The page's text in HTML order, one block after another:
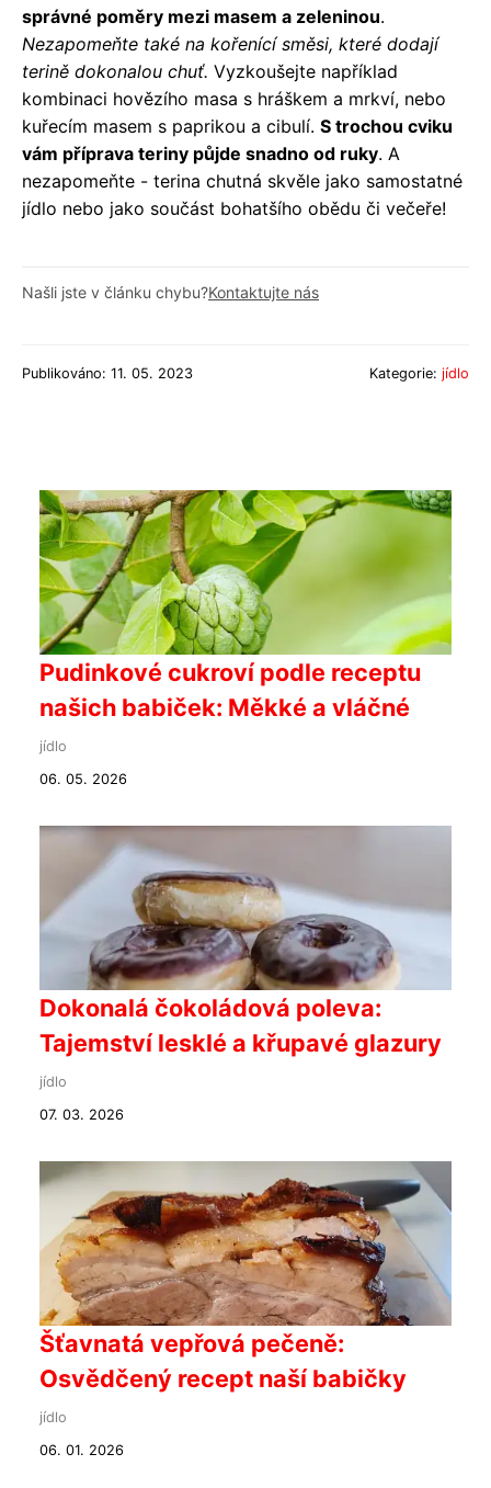
správné poměry mezi masem a zeleninou.
Nezapomeňte také na kořenící směsi, které dodají
terině dokonalou chuť. Vyzkoušejte například
kombinaci hovězího masa s hráškem a mrkví, nebo
kuřecím masem s paprikou a cibulí. S trochou cviku
vám příprava teriny půjde snadno od ruky. A
nezapomeňte - terina chutná skvěle jako samostatné
jídlo nebo jako součást bohatšího obědu či večeře!
Našli jste v článku chybu?Kontaktujte nás
Publikováno: 11. 05. 2023 Kategorie: jídlo
Pudinkové cukroví podle receptu
našich babiček: Měkké a vláčné
jídlo
06. 05. 2026
Dokonalá čokoládová poleva:
Tajemství lesklé a křupavé glazury
jídlo
07. 03. 2026
Šťavnatá vepřová pečeně:
Osvědčený recept naší babičky
jídlo
06. 01. 2026